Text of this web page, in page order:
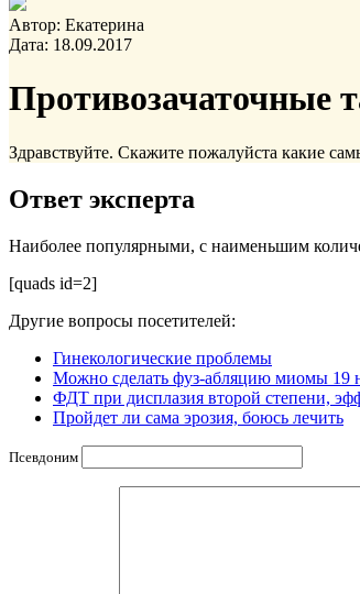
Автор: Екатерина
Дата: 18.09.2017
Противозачаточные
Здравствуйте. Скажите пожалуйста какие
Ответ эксперта
Наиболее популярными, с наименьшим
[quads id=2]
Другие вопросы посетителей:
Гинекологические проблемы
Можно сделать фуз-абляцию миомы 19
ФДТ при дисплазия второй степени,
Пройдет ли сама эрозия, боюсь лечить
Псевдоним